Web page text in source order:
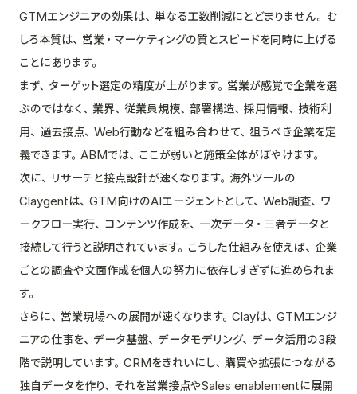
GTMエンジニアの効果は、単なる工数削減にとどまりません。む
しろ本質は、営業・マーケティングの質とスピードを同時に上げる
ことにあります。
まず、ターゲット選定の精度が上がります。営業が感覚で企業を選
ぶのではなく、業界、従業員規模、部署構造、採用情報、技術利
用、過去接点、Web行動などを組み合わせて、狙うべき企業を定
義できます。ABMでは、ここが弱いと施策全体がぼやけます。
次に、リサーチと接点設計が速くなります。海外ツールの
Claygentは、GTM向けのAIエージェントとして、Web調査、ワ
ークフロー実行、コンテンツ作成を、一次データ・三者データと
接続して行うと説明されています。こうした仕組みを使えば、企業
ごとの調査や文面作成を個人の努力に依存しすぎずに進められま
す。
さらに、営業現場への展開が速くなります。Clayは、GTMエンジ
ニアの仕事を、データ基盤、データモデリング、データ活用の3段
階で説明しています。CRMをきれいにし、購買や拡張につながる
独自データを作り、それを営業接点やSales enablementに展開